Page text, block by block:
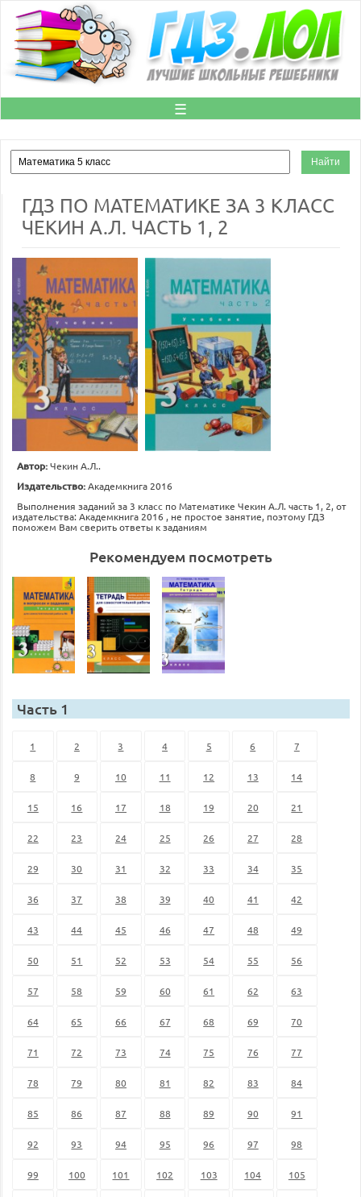
☰
ГДЗ ПО МАТЕМАТИКЕ ЗА 3 КЛАСС
ЧЕКИН А.Л. ЧАСТЬ 1, 2
Автор:Чекин А.Л..
Издательство:Академкнига 2016
Выполнения заданий за 3 класс по Математике Чекин А.Л. часть 1, 2, от
издательства: Академкнига 2016 , не простое занятие, поэтому ГДЗ
поможем Вам сверить ответы к заданиям
Рекомендуем посмотреть
Часть 1
1 2 3 4 5 6 7
8 9 10 11 12 13 14
15 16 17 18 19 20 21
22 23 24 25 26 27 28
29 30 31 32 33 34 35
36 37 38 39 40 41 42
43 44 45 46 47 48 49
50 51 52 53 54 55 56
57 58 59 60 61 62 63
64 65 66 67 68 69 70
71 72 73 74 75 76 77
78 79 80 81 82 83 84
85 86 87 88 89 90 91
92 93 94 95 96 97 98
99 100 101 102 103 104 105